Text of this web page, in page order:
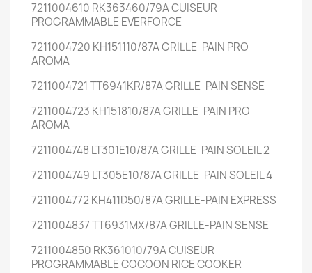
7211004610 RK363460/79A CUISEUR
PROGRAMMABLE EVERFORCE
7211004720 KH151110/87A GRILLE-PAIN PRO
AROMA
7211004721 TT6941KR/87A GRILLE-PAIN SENSE
7211004723 KH151810/87A GRILLE-PAIN PRO
AROMA
7211004748 LT301E10/87A GRILLE-PAIN SOLEIL 2
7211004749 LT305E10/87A GRILLE-PAIN SOLEIL 4
7211004772 KH411D50/87A GRILLE-PAIN EXPRESS
7211004837 TT6931MX/87A GRILLE-PAIN SENSE
7211004850 RK361010/79A CUISEUR
PROGRAMMABLE COCOON RICE COOKER